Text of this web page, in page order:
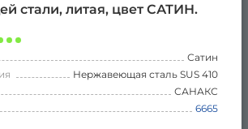
стали, литая, цвет САТИН.
Сатин
Нержавеющая сталь SUS 410
САНАКС
6665